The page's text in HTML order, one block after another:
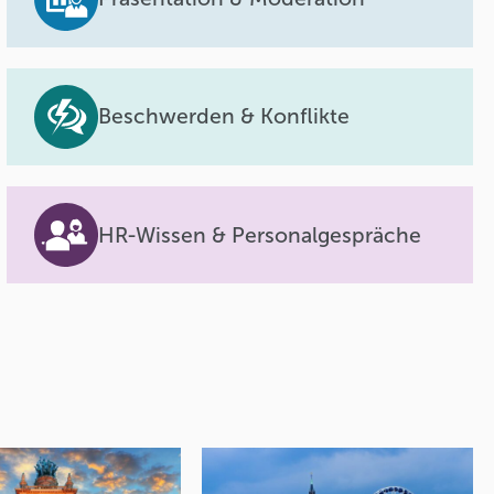
Beschwerden & Konflikte
HR-Wissen & Personalgespräche